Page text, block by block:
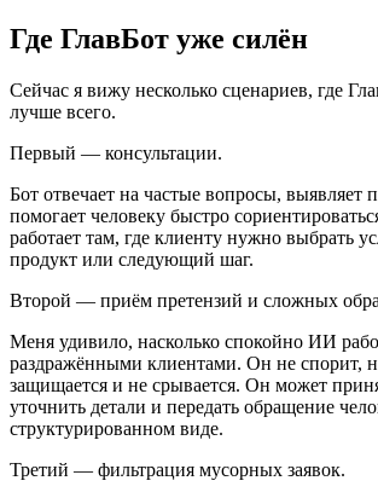
Где ГлавБот уже силён
Сейчас я вижу несколько сценариев, где
лучше всего.
Первый — консультации.
Бот отвечает на частые вопросы, выявляет
помогает человеку быстро
работает там, где клиенту нужно выбрать
продукт или следующий шаг.
Второй — приём претензий и сложных
Меня удивило, насколько спокойно ИИ
раздражёнными клиентами. Он не спорит,
защищается и не срывается. Он может
уточнить детали и передать обращение
структурированном виде.
Третий — фильтрация мусорных заявок.